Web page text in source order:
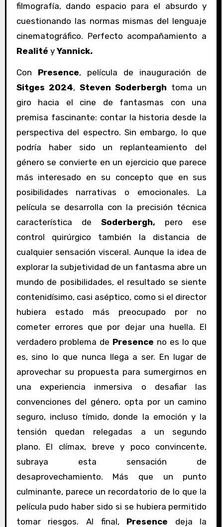
filmografía, dando espacio para el absurdo y
cuestionando las normas mismas del lenguaje
cinematográfico. Perfecto acompañamiento a
Realité y Yannick.
Con Presence, película de inauguración de
Sitges 2024, Steven Soderbergh toma un
giro hacia el cine de fantasmas con una
premisa fascinante: contar la historia desde la
perspectiva del espectro. Sin embargo, lo que
podría haber sido un replanteamiento del
género se convierte en un ejercicio que parece
más interesado en su concepto que en sus
posibilidades narrativas o emocionales. La
película se desarrolla con la precisión técnica
característica de Soderbergh, pero ese
control quirúrgico también la distancia de
cualquier sensación visceral. Aunque la idea de
explorar la subjetividad de un fantasma abre un
mundo de posibilidades, el resultado se siente
contenidísimo, casi aséptico, como si el director
hubiera estado más preocupado por no
cometer errores que por dejar una huella. El
verdadero problema de Presence no es lo que
es, sino lo que nunca llega a ser. En lugar de
aprovechar su propuesta para sumergirnos en
una experiencia inmersiva o desafiar las
convenciones del género, opta por un camino
seguro, incluso tímido, donde la emoción y la
tensión quedan relegadas a un segundo
plano. El clímax, breve y poco convincente,
subraya esta sensación de
desaprovechamiento. Más que un punto
culminante, parece un recordatorio de lo que la
película pudo haber sido si se hubiera permitido
tomar riesgos. Al final, Presence deja la